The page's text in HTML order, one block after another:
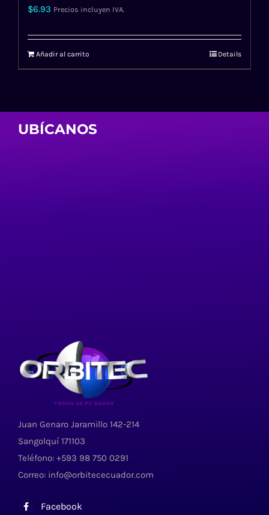
$6.93 Precios incluyen IVA.
Añadir al carrito Details
UBÍCANOS
Juan Genaro Jaramillo 142-214
Sangolquí 171103
Teléfono: +593 98 750 0291
Correo: info@orbitececuador.com
Facebook